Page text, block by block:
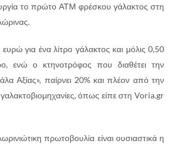
το πρώτο ΑΤΜ φρέσκου γάλακτος στη
για ένα λίτρο γάλακτος και μόλις 0,50
ενώ ο κτηνοτρόφος που διαθέτει την
Αξίας», παίρνει 20% και πλέον από την
όπως είπε στη Voria.gr
πρωτοβουλία είναι ουσιαστικά η